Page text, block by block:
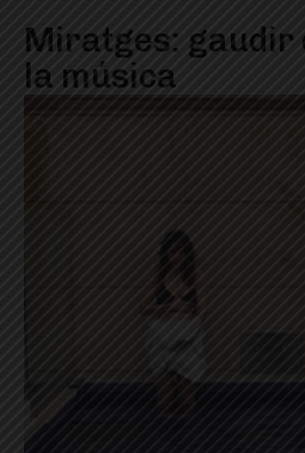
Miratges: gaudir
la música